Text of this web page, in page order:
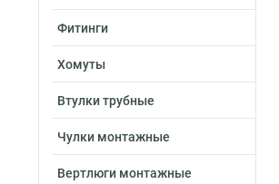
Фитинги
Хомуты
Втулки трубные
Чулки монтажные
Вертлюги монтажные